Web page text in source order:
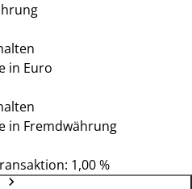
in Euro
in Fremdwährung
1,00 %